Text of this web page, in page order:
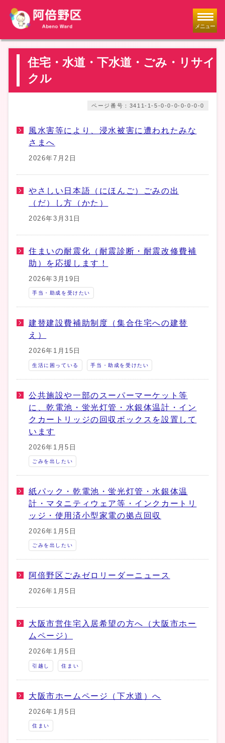
メニュー
住宅・水道・下水道・ごみ・リサイ
クル
ページ番号：3411-1-5-0-0-0-0-0-0-0
風水害等により、浸水被害に遭われたみな
さまへ
2026年7月2日
やさしい日本語（にほんご）ごみの出
（だ）し方（かた）
2026年3月31日
住まいの耐震化（耐震診断・耐震改修費補
助）を応援します！
2026年3月19日
手当・助成を受けたい
建替建設費補助制度（集合住宅への建替
え）
2026年1月15日
生活に困っている 手当・助成を受けたい
公共施設や一部のスーパーマーケット等
に、乾電池・蛍光灯管・水銀体温計・イン
クカートリッジの回収ボックスを設置して
います
2026年1月5日
ごみを出したい
紙パック・乾電池・蛍光灯管・水銀体温
計・マタニティウェア等・インクカートリ
ッジ・使用済小型家電の拠点回収
2026年1月5日
ごみを出したい
阿倍野区ごみゼロリーダーニュース
2026年1月5日
大阪市営住宅入居希望の方へ（大阪市ホー
ムページ）
2026年1月5日
引越し 住まい
大阪市ホームページ（下水道）へ
2026年1月5日
住まい